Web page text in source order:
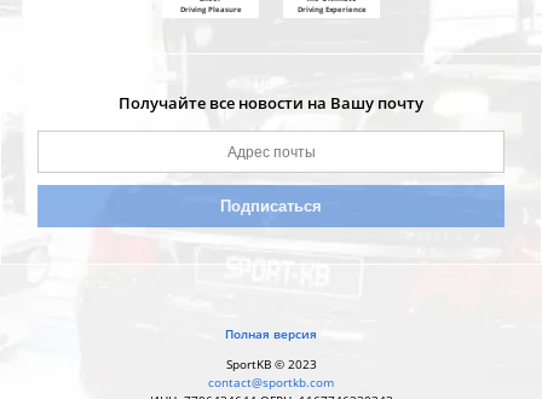
Driving Pleasure
Driving Experience
Получайте все новости на Вашу почту
Полная версия
SportKB © 2023
contact@sportkb.com